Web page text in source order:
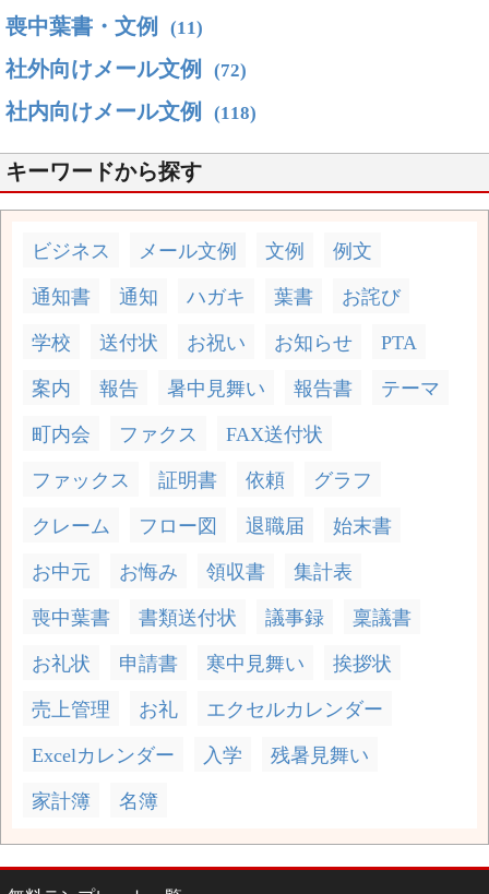
喪中葉書・文例 (11)
社外向けメール文例 (72)
社内向けメール文例 (118)
キーワードから探す
ビジネス メール文例 文例 例文
通知書 通知 ハガキ 葉書 お詫び
学校 送付状 お祝い お知らせ PTA
案内 報告 暑中見舞い 報告書 テーマ
町内会 ファクス FAX送付状
ファックス 証明書 依頼 グラフ
クレーム フロー図 退職届 始末書
お中元 お悔み 領収書 集計表
喪中葉書 書類送付状 議事録 稟議書
お礼状 申請書 寒中見舞い 挨拶状
売上管理 お礼 エクセルカレンダー
Excelカレンダー 入学 残暑見舞い
家計簿 名簿